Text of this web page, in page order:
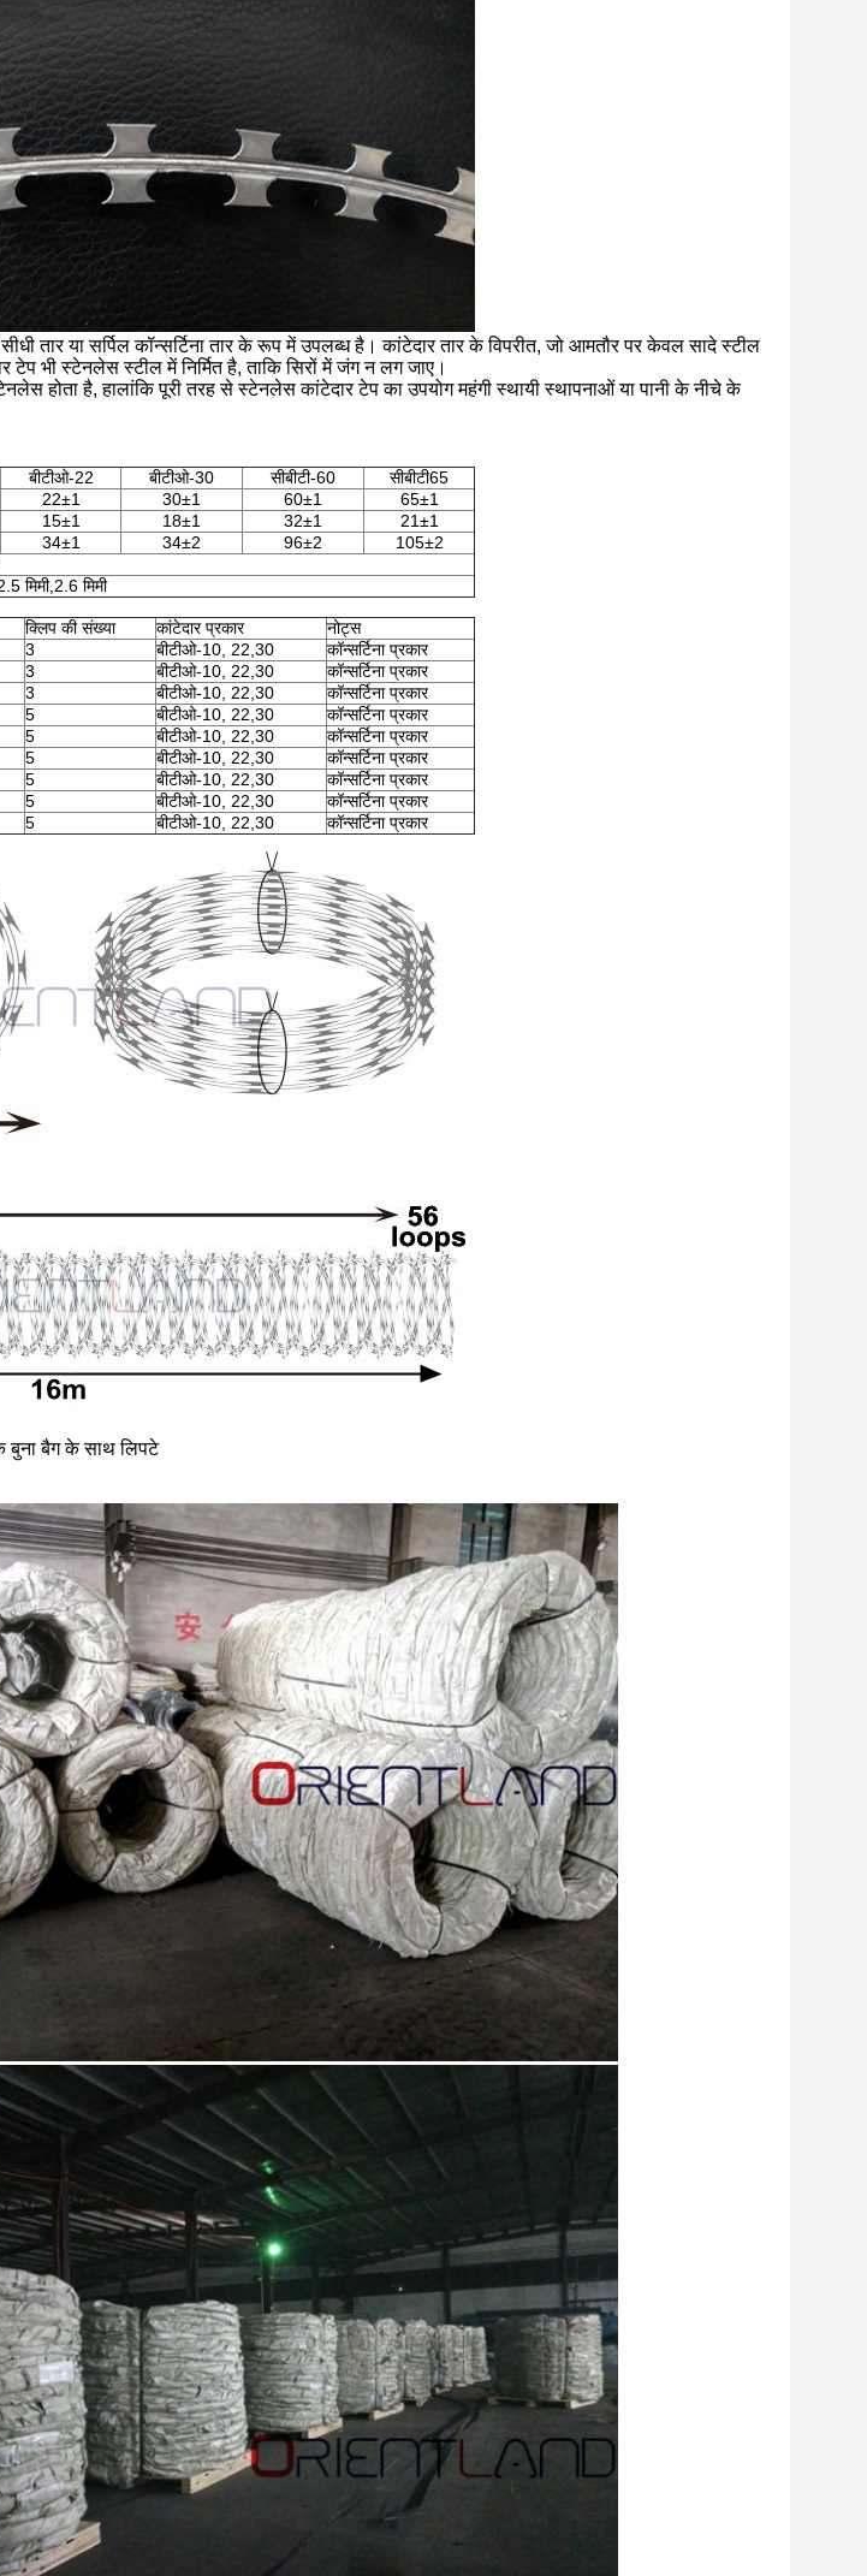
तार या सर्पिल कॉन्सर्टिना तार के रूप में उपलब्ध है। कांटेदार तार के विपरीत, जो आमतौर पर केवल सादे स्टील
टेप भी स्टेनलेस स्टील में निर्मित है, ताकि सिरों में जंग न लग जाए।
होता है, हालांकि पूरी तरह से स्टेनलेस कांटेदार टेप का उपयोग महंगी स्थायी स्थापनाओं या पानी के नीचे के
बीटीओ-22 बीटीओ-30 सीबीटी-60
सीबीटी65
22±1 30±1 60±1
65±1
15±1 18±1 32±1
21±1
34±1 34±2 96±2
105±2
मिमी,2.6 मिमी
क्लिप की संख्या कांटेदार प्रकार
नोट्स
3 बीटीओ-10, 22,30
कॉन्सर्टिना प्रकार
3 बीटीओ-10, 22,30
कॉन्सर्टिना प्रकार
3 बीटीओ-10, 22,30
कॉन्सर्टिना प्रकार
5 बीटीओ-10, 22,30
कॉन्सर्टिना प्रकार
5 बीटीओ-10, 22,30
कॉन्सर्टिना प्रकार
5 बीटीओ-10, 22,30
कॉन्सर्टिना प्रकार
5 बीटीओ-10, 22,30
कॉन्सर्टिना प्रकार
5 बीटीओ-10, 22,30
कॉन्सर्टिना प्रकार
5 बीटीओ-10, 22,30 कॉन्सर्टिना प्रकार
बुना बैग के साथ लिपटे